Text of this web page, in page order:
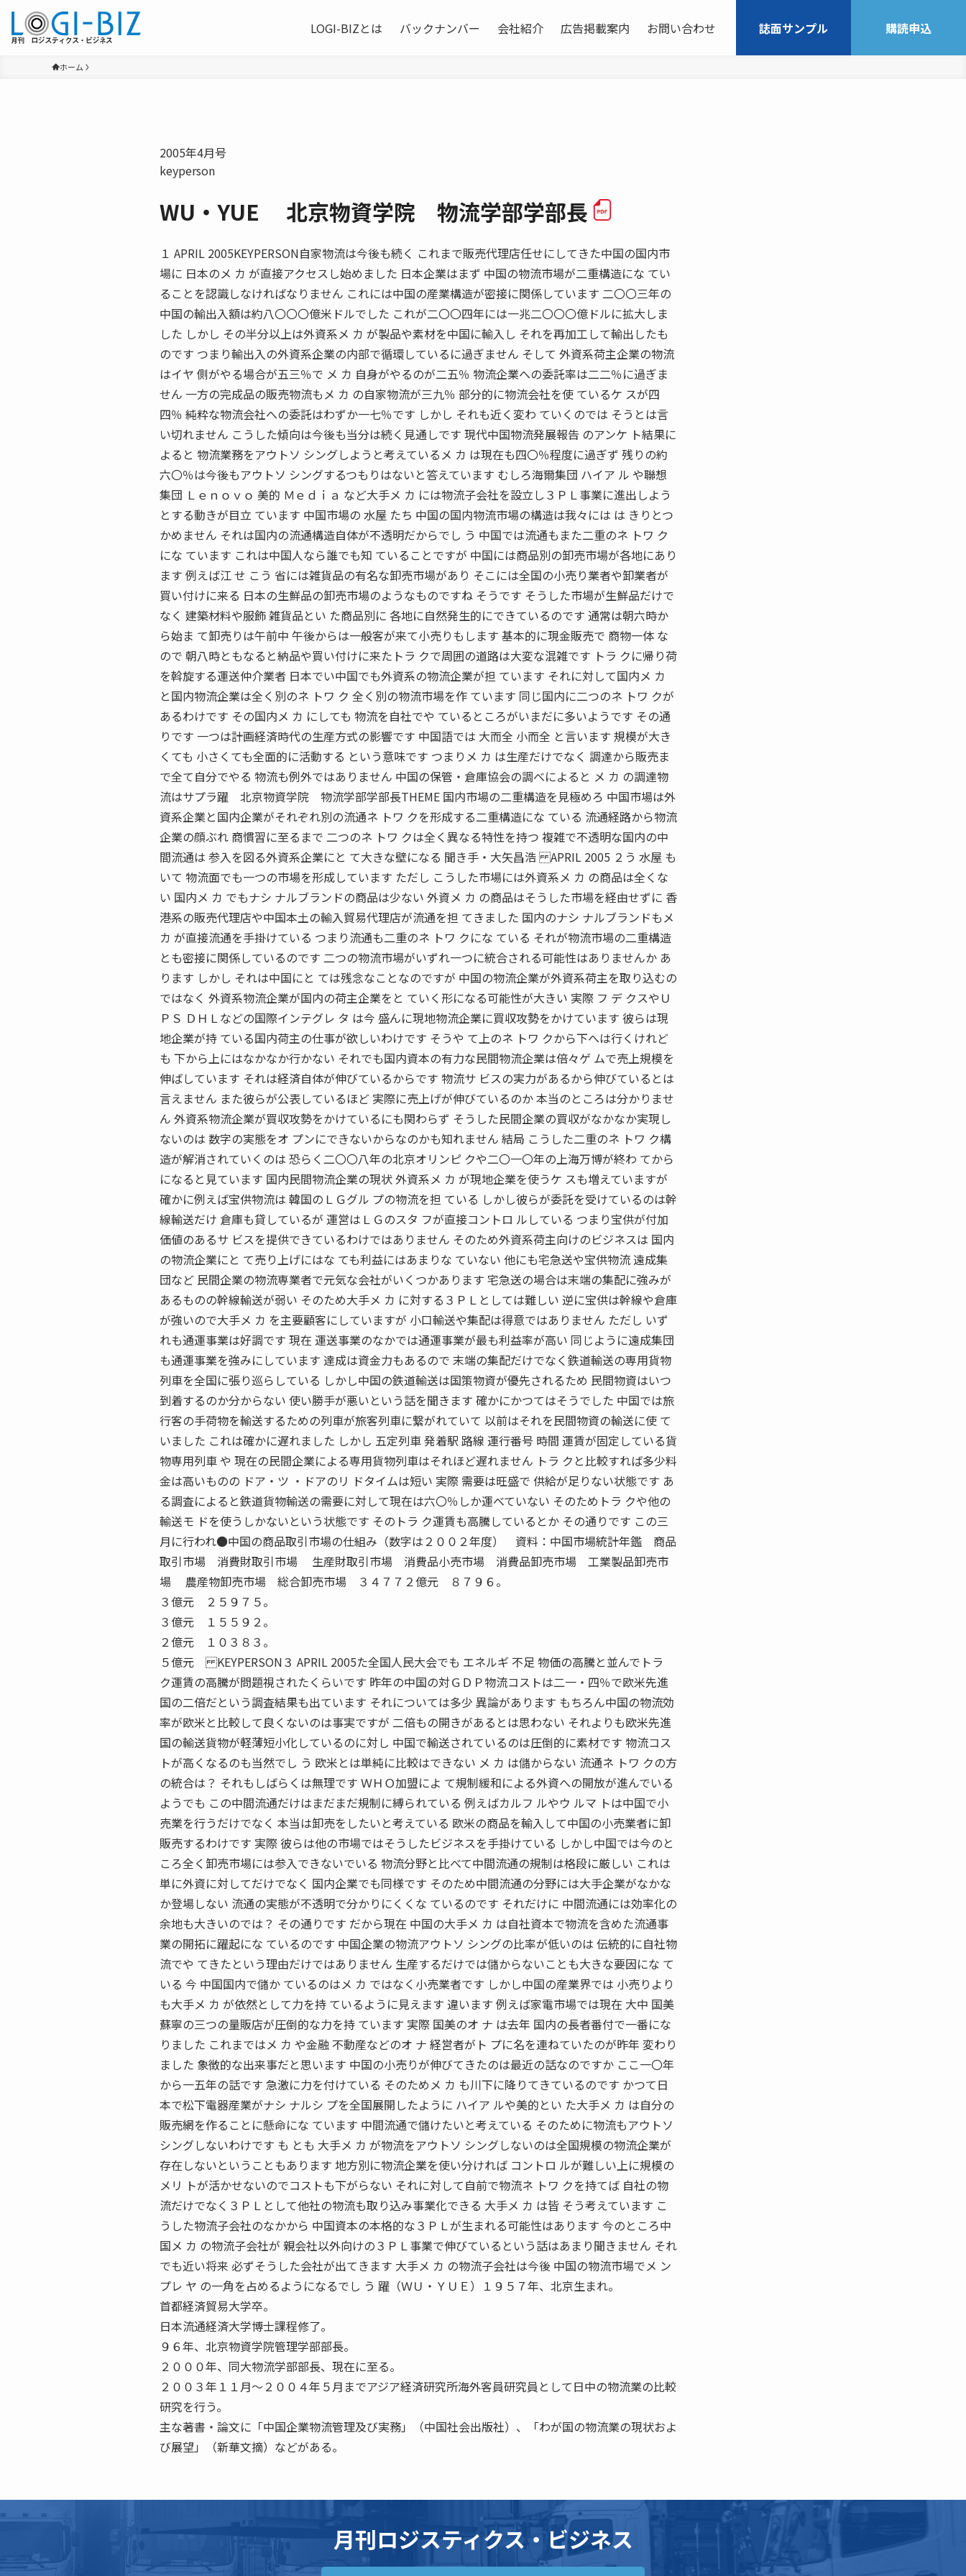
LOGI-BIZとは バックナンバー 会社紹介 広告掲載案内 お問い合わせ 誌面サンプル 購読申込
ホーム
2005年4月号
keyperson
WU・YUE 北京物資学院 物流学部学部長
１ APRIL 2005KEYPERSON自家物流は今後も続く これまで販売代理店任せにしてきた中国の国内市
場に 日本のメ カ が直接アクセスし始めました 日本企業はまず 中国の物流市場が二重構造にな てい
ることを認識しなければなりません これには中国の産業構造が密接に関係しています 二〇〇三年の
中国の輸出入額は約八〇〇〇億米ドルでした これが二〇〇四年には一兆二〇〇〇億ドルに拡大しま
した しかし その半分以上は外資系メ カ が製品や素材を中国に輸入し それを再加工して輸出したも
のです つまり輸出入の外資系企業の内部で循環しているに過ぎません そして 外資系荷主企業の物流
はイヤ 側がやる場合が五三％で メ カ 自身がやるのが二五％ 物流企業への委託率は二二％に過ぎま
せん 一方の完成品の販売物流もメ カ の自家物流が三九％ 部分的に物流会社を使 ているケ スが四
四％ 純粋な物流会社への委託はわずか一七％です しかし それも近く変わ ていくのでは そうとは言
い切れません こうした傾向は今後も当分は続く見通しです 現代中国物流発展報告 のアンケ ト結果に
よると 物流業務をアウトソ シングしようと考えているメ カ は現在も四〇％程度に過ぎず 残りの約
六〇％は今後もアウトソ シングするつもりはないと答えています むしろ海爾集団 ハイア ル や聯想
集団 Ｌｅｎｏｖｏ 美的 Ｍｅｄｉａ など大手メ カ には物流子会社を設立し３ＰＬ事業に進出しよう
とする動きが目立 ています 中国市場の 水屋 たち 中国の国内物流市場の構造は我々には は きりとつ
かめません それは国内の流通構造自体が不透明だからでし う 中国では流通もまた二重のネ トワ ク
にな ています これは中国人なら誰でも知 ていることですが 中国には商品別の卸売市場が各地にあり
ます 例えば江 せ こう 省には雑貨品の有名な卸売市場があり そこには全国の小売り業者や卸業者が
買い付けに来る 日本の生鮮品の卸売市場のようなものですね そうです そうした市場が生鮮品だけで
なく 建築材料や服飾 雑貨品とい た商品別に 各地に自然発生的にできているのです 通常は朝六時か
ら始ま て卸売りは午前中 午後からは一般客が来て小売りもします 基本的に現金販売で 商物一体 な
ので 朝八時ともなると納品や買い付けに来たトラ クで周囲の道路は大変な混雑です トラ クに帰り荷
を斡旋する運送仲介業者 日本でい中国でも外資系の物流企業が担 ています それに対して国内メ カ
と国内物流企業は全く別のネ トワ ク 全く別の物流市場を作 ています 同じ国内に二つのネ トワ クが
あるわけです その国内メ カ にしても 物流を自社でや ているところがいまだに多いようです その通
りです 一つは計画経済時代の生産方式の影響です 中国語では 大而全 小而全 と言います 規模が大き
くても 小さくても全面的に活動する という意味です つまりメ カ は生産だけでなく 調達から販売ま
で全て自分でやる 物流も例外ではありません 中国の保管・倉庫協会の調べによると メ カ の調達物
流はサプラ躍 北京物資学院 物流学部学部長THEME 国内市場の二重構造を見極めろ 中国市場は外
資系企業と国内企業がそれぞれ別の流通ネ トワ クを形成する二重構造にな ている 流通経路から物流
企業の顔ぶれ 商慣習に至るまで 二つのネ トワ クは全く異なる特性を持つ 複雑で不透明な国内の中
間流通は 参入を図る外資系企業にと て大きな壁になる 聞き手・大矢昌浩 APRIL 2005 ２う 水屋 も
いて 物流面でも一つの市場を形成しています ただし こうした市場には外資系メ カ の商品は全くな
い 国内メ カ でもナシ ナルブランドの商品は少ない 外資メ カ の商品はそうした市場を経由せずに 香
港系の販売代理店や中国本土の輸入貿易代理店が流通を担 てきました 国内のナシ ナルブランドもメ
カ が直接流通を手掛けている つまり流通も二重のネ トワ クにな ている それが物流市場の二重構造
とも密接に関係しているのです 二つの物流市場がいずれ一つに統合される可能性はありませんか あ
ります しかし それは中国にと ては残念なことなのですが 中国の物流企業が外資系荷主を取り込むの
ではなく 外資系物流企業が国内の荷主企業をと ていく形になる可能性が大きい 実際 フ デ クスやＵ
ＰＳ ＤＨＬなどの国際インテグレ タ は今 盛んに現地物流企業に買収攻勢をかけています 彼らは現
地企業が持 ている国内荷主の仕事が欲しいわけです そうや て上のネ トワ クから下へは行くけれど
も 下から上にはなかなか行かない それでも国内資本の有力な民間物流企業は倍々ゲ ムで売上規模を
伸ばしています それは経済自体が伸びているからです 物流サ ビスの実力があるから伸びているとは
言えません また彼らが公表しているほど 実際に売上げが伸びているのか 本当のところは分かりませ
ん 外資系物流企業が買収攻勢をかけているにも関わらず そうした民間企業の買収がなかなか実現し
ないのは 数字の実態をオ プンにできないからなのかも知れません 結局 こうした二重のネ トワ ク構
造が解消されていくのは 恐らく二〇〇八年の北京オリンピ クや二〇一〇年の上海万博が終わ てから
になると見ています 国内民間物流企業の現状 外資系メ カ が現地企業を使うケ スも増えていますが
確かに例えば宝供物流は 韓国のＬＧグル プの物流を担 ている しかし彼らが委託を受けているのは幹
線輸送だけ 倉庫も貸しているが 運営はＬＧのスタ フが直接コントロ ルしている つまり宝供が付加
価値のあるサ ビスを提供できているわけではありません そのため外資系荷主向けのビジネスは 国内
の物流企業にと て売り上げにはな ても利益にはあまりな ていない 他にも宅急送や宝供物流 遠成集
団など 民間企業の物流専業者で元気な会社がいくつかあります 宅急送の場合は末端の集配に強みが
あるものの幹線輸送が弱い そのため大手メ カ に対する３ＰＬとしては難しい 逆に宝供は幹線や倉庫
が強いので大手メ カ を主要顧客にしていますが 小口輸送や集配は得意ではありません ただし いず
れも通運事業は好調です 現在 運送事業のなかでは通運事業が最も利益率が高い 同じように遠成集団
も通運事業を強みにしています 達成は資金力もあるので 末端の集配だけでなく鉄道輸送の専用貨物
列車を全国に張り巡らしている しかし中国の鉄道輸送は国策物資が優先されるため 民間物資はいつ
到着するのか分からない 使い勝手が悪いという話を聞きます 確かにかつてはそうでした 中国では旅
行客の手荷物を輸送するための列車が旅客列車に繋がれていて 以前はそれを民間物資の輸送に使 て
いました これは確かに遅れました しかし 五定列車 発着駅 路線 運行番号 時間 運賃が固定している貨
物専用列車 や 現在の民間企業による専用貨物列車はそれほど遅れません トラ クと比較すれば多少料
金は高いものの ドア・ツ ・ドアのリ ドタイムは短い 実際 需要は旺盛で 供給が足りない状態です あ
る調査によると鉄道貨物輸送の需要に対して現在は六〇％しか運べていない そのためトラ クや他の
輸送モ ドを使うしかないという状態です そのトラ ク運賃も高騰しているとか その通りです この三
月に行われ●中国の商品取引市場の仕組み（数字は２００２年度） 資料：中国市場統計年鑑 商品
取引市場 消費財取引市場 生産財取引市場 消費品小売市場 消費品卸売市場 工業製品卸売市
場 農産物卸売市場 総合卸売市場 ３４７７２億元 ８７９６。
３億元 ２５９７５。
３億元 １５５９２。
２億元 １０３８３。
５億元 KEYPERSON３ APRIL 2005た全国人民大会でも エネルギ 不足 物価の高騰と並んでトラ
ク運賃の高騰が問題視されたくらいです 昨年の中国の対ＧＤＰ物流コストは二一・四％で欧米先進
国の二倍だという調査結果も出ています それについては多少 異論があります もちろん中国の物流効
率が欧米と比較して良くないのは事実ですが 二倍もの開きがあるとは思わない それよりも欧米先進
国の輸送貨物が軽薄短小化しているのに対し 中国で輸送されているのは圧倒的に素材です 物流コス
トが高くなるのも当然でし う 欧米とは単純に比較はできない メ カ は儲からない 流通ネ トワ クの方
の統合は？ それもしばらくは無理です ＷＨＯ加盟によ て規制緩和による外資への開放が進んでいる
ようでも この中間流通だけはまだまだ規制に縛られている 例えばカルフ ルやウ ルマ トは中国で小
売業を行うだけでなく 本当は卸売をしたいと考えている 欧米の商品を輸入して中国の小売業者に卸
販売するわけです 実際 彼らは他の市場ではそうしたビジネスを手掛けている しかし中国では今のと
ころ全く卸売市場には参入できないでいる 物流分野と比べて中間流通の規制は格段に厳しい これは
単に外資に対してだけでなく 国内企業でも同様です そのため中間流通の分野には大手企業がなかな
か登場しない 流通の実態が不透明で分かりにくくな ているのです それだけに 中間流通には効率化の
余地も大きいのでは？ その通りです だから現在 中国の大手メ カ は自社資本で物流を含めた流通事
業の開拓に躍起にな ているのです 中国企業の物流アウトソ シングの比率が低いのは 伝統的に自社物
流でや てきたという理由だけではありません 生産するだけでは儲からないことも大きな要因にな て
いる 今 中国国内で儲か ているのはメ カ ではなく小売業者です しかし中国の産業界では 小売りより
も大手メ カ が依然として力を持 ているように見えます 違います 例えば家電市場では現在 大中 国美
蘇寧の三つの量販店が圧倒的な力を持 ています 実際 国美のオ ナ は去年 国内の長者番付で一番にな
りました これまではメ カ や金融 不動産などのオ ナ 経営者がト プに名を連ねていたのが昨年 変わり
ました 象徴的な出来事だと思います 中国の小売りが伸びてきたのは最近の話なのですか ここ一〇年
から一五年の話です 急激に力を付けている そのためメ カ も川下に降りてきているのです かつて日
本で松下電器産業がナシ ナルシ プを全国展開したように ハイア ルや美的とい た大手メ カ は自分の
販売網を作ることに懸命にな ています 中間流通で儲けたいと考えている そのために物流もアウトソ
シングしないわけです も とも 大手メ カ が物流をアウトソ シングしないのは全国規模の物流企業が
存在しないということもあります 地方別に物流企業を使い分ければ コントロ ルが難しい上に規模の
メリ トが活かせないのでコストも下がらない それに対して自前で物流ネ トワ クを持てば 自社の物
流だけでなく３ＰＬとして他社の物流も取り込み事業化できる 大手メ カ は皆 そう考えています こ
うした物流子会社のなかから 中国資本の本格的な３ＰＬが生まれる可能性はあります 今のところ中
国メ カ の物流子会社が 親会社以外向けの３ＰＬ事業で伸びているという話はあまり聞きません それ
でも近い将来 必ずそうした会社が出てきます 大手メ カ の物流子会社は今後 中国の物流市場でメ ン
プレ ヤ の一角を占めるようになるでし う 躍（ＷＵ・ＹＵＥ）１９５７年、北京生まれ。
首都経済貿易大学卒。
日本流通経済大学博士課程修了。
９６年、北京物資学院管理学部部長。
２０００年、同大物流学部部長、現在に至る。
２００３年１１月〜２００４年５月までアジア経済研究所海外客員研究員として日中の物流業の比較
研究を行う。
主な著書・論文に「中国企業物流管理及び実務」（中国社会出版社）、「わが国の物流業の現状およ
び展望」（新華文摘）などがある。
月刊ロジスティクス・ビジネス